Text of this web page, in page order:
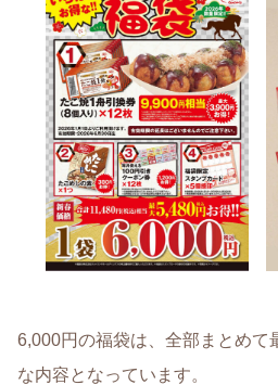
6,000円の福袋は、全部まとめて
な内容となっています。